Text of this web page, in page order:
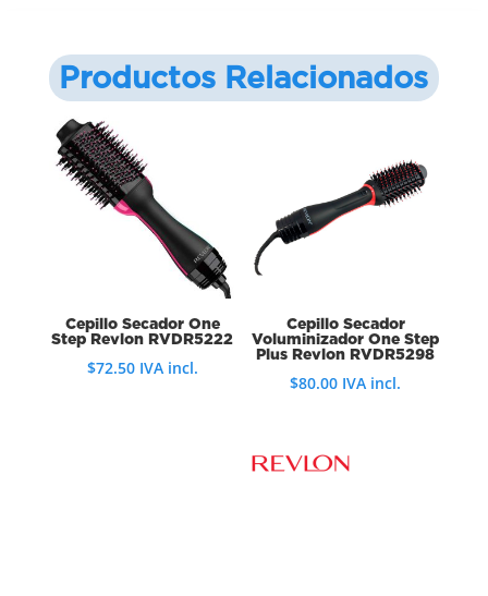
Productos Relacionados
Cepillo Secador One
Step Revlon RVDR5222
$72.50 IVA incl.
Cepillo Secador
Voluminizador One Step
Plus Revlon RVDR5298
$80.00 IVA incl.